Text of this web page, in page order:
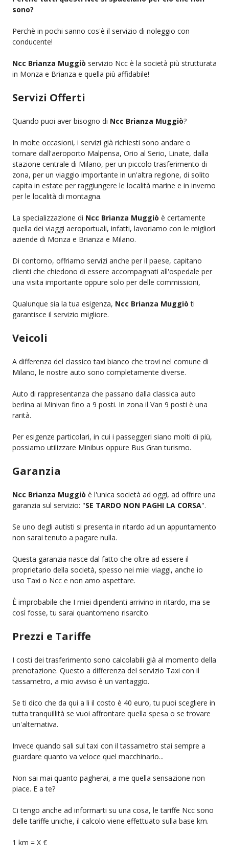
sono?
Perchè in pochi sanno cos'è il servizio di noleggio con
conducente!
Ncc Brianza Muggiò servizio Ncc è la società più strutturata
in Monza e Brianza e quella più affidabile!
Servizi Offerti
Quando puoi aver bisogno di Ncc Brianza Muggiò?
In molte occasioni, i servizi già richiesti sono andare o
tornare dall'aeroporto Malpensa, Orio al Serio, Linate, dalla
stazione centrale di Milano, per un piccolo trasferimento di
zona, per un viaggio importante in un'altra regione, di solito
capita in estate per raggiungere le località marine e in inverno
per le località di montagna.
La specializzazione di Ncc Brianza Muggiò è certamente
quella dei viaggi aeroportuali, infatti, lavoriamo con le migliori
aziende di Monza e Brianza e Milano.
Di contorno, offriamo servizi anche per il paese, capitano
clienti che chiedono di essere accompagnati all'ospedale per
una visita importante oppure solo per delle commissioni,
Qualunque sia la tua esigenza, Ncc Brianza Muggiò ti
garantisce il servizio migliore.
Veicoli
A differenza del classico taxi bianco che trovi nel comune di
Milano, le nostre auto sono completamente diverse.
Auto di rappresentanza che passano dalla classica auto
berlina ai Minivan fino a 9 posti. In zona il Van 9 posti è una
rarità.
Per esigenze particolari, in cui i passeggeri siano molti di più,
possiamo utilizzare Minibus oppure Bus Gran turismo.
Garanzia
Ncc Brianza Muggiò è l'unica società ad oggi, ad offrire una
garanzia sul servizio: "SE TARDO NON PAGHI LA CORSA".
Se uno degli autisti si presenta in ritardo ad un appuntamento
non sarai tenuto a pagare nulla.
Questa garanzia nasce dal fatto che oltre ad essere il
proprietario della società, spesso nei miei viaggi, anche io
uso Taxi o Ncc e non amo aspettare.
È improbabile che I miei dipendenti arrivino in ritardo, ma se
così fosse, tu sarai quantomeno risarcito.
Prezzi e Tariffe
I costi dei trasferimento sono calcolabili già al momento della
prenotazione. Questo a differenza del servizio Taxi con il
tassametro, a mio avviso è un vantaggio.
Se ti dico che da qui a li il costo è 40 euro, tu puoi scegliere in
tutta tranquillità se vuoi affrontare quella spesa o se trovare
un'alternativa.
Invece quando sali sul taxi con il tassametro stai sempre a
guardare quanto va veloce quel macchinario...
Non sai mai quanto pagherai, a me quella sensazione non
piace. E a te?
Ci tengo anche ad informarti su una cosa, le tariffe Ncc sono
delle tariffe uniche, il calcolo viene effettuato sulla base km.
1 km = X €